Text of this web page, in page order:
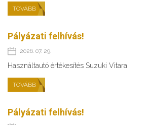
TOVÁBB
Pályázati felhívás!
2026. 07. 29.
Használtautó értékesítés Suzuki Vitara
TOVÁBB
Pályázati felhívás!